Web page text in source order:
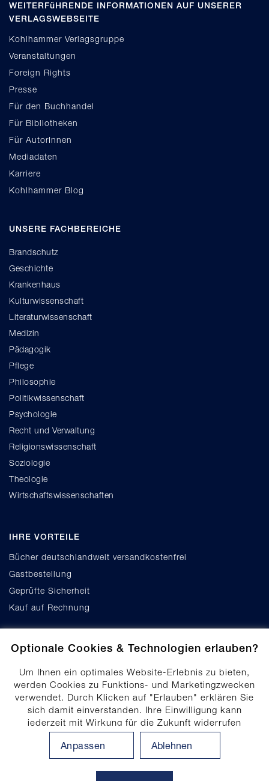
Optionale Cookies & Technologien erlauben?
Um Ihnen ein optimales Website-Erlebnis zu bieten,
werden Cookies zu Funktions- und Marketingzwecken
verwendet. Durch Klicken auf "Erlauben" erklären Sie
sich damit einverstanden. Ihre Einwilligung kann
jederzeit mit Wirkung für die Zukunft widerrufen
werden. Ihre Einwilligungs-Einstellungen können durch
Klicken auf "Anpassen" angepasst werden. Weitere
Informationen finden Sie in unserem
Datenschutzhinweis
Anpassen Ablehnen
WEITERFüHRENDE INFORMATIONEN AUF UNSERER
VERLAGSWEBSEITE
Kohlhammer Verlagsgruppe
Veranstaltungen
Foreign Rights
Presse
Für den Buchhandel
Für Bibliotheken
Für AutorInnen
Mediadaten
Karriere
Kohlhammer Blog
UNSERE FACHBEREICHE
Brandschutz
Geschichte
Krankenhaus
Kulturwissenschaft
Literaturwissenschaft
Medizin
Pädagogik
Pflege
Philosophie
Politikwissenschaft
Psychologie
Recht und Verwaltung
Religionswissenschaft
Soziologie
Theologie
Wirtschaftswissenschaften
IHRE VORTEILE
Bücher deutschlandweit versandkostenfrei
Gastbestellung
Geprüfte Sicherheit
Kauf auf Rechnung
Cookie-Einstellungen
Datenschutz
Produktsicherheit
Erklärung zur Barrierefreiheit